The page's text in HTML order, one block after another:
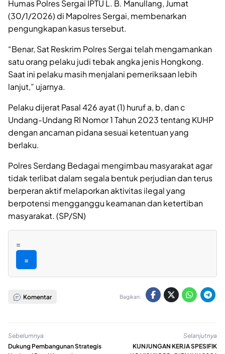
Humas Polres Sergai IPTU L. B. Manullang, Jumat
(30/1/2026) di Mapolres Sergai, membenarkan
pengungkapan kasus tersebut.
“Benar, Sat Reskrim Polres Sergai telah mengamankan
satu orang pelaku judi tebak angka jenis Hongkong.
Saat ini pelaku masih menjalani pemeriksaan lebih
lanjut,” ujarnya.
Pelaku dijerat Pasal 426 ayat (1) huruf a, b, dan c
Undang-Undang RI Nomor 1 Tahun 2023 tentang KUHP
dengan ancaman pidana sesuai ketentuan yang
berlaku.
Polres Serdang Bedagai mengimbau masyarakat agar
tidak terlibat dalam segala bentuk perjudian dan terus
berperan aktif melaporkan aktivitas ilegal yang
berpotensi mengganggu keamanan dan ketertiban
masyarakat. (SP/SN)
=
=
Komentar Bagikan:
Sebelumnya
Dukung Pembangunan Strategis
Selanjutnya
KUNJUNGAN KERJA SPESIFIK